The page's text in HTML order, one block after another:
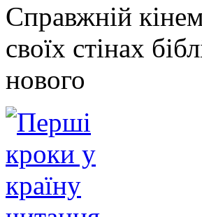
Справжній
своїх стінах
нового